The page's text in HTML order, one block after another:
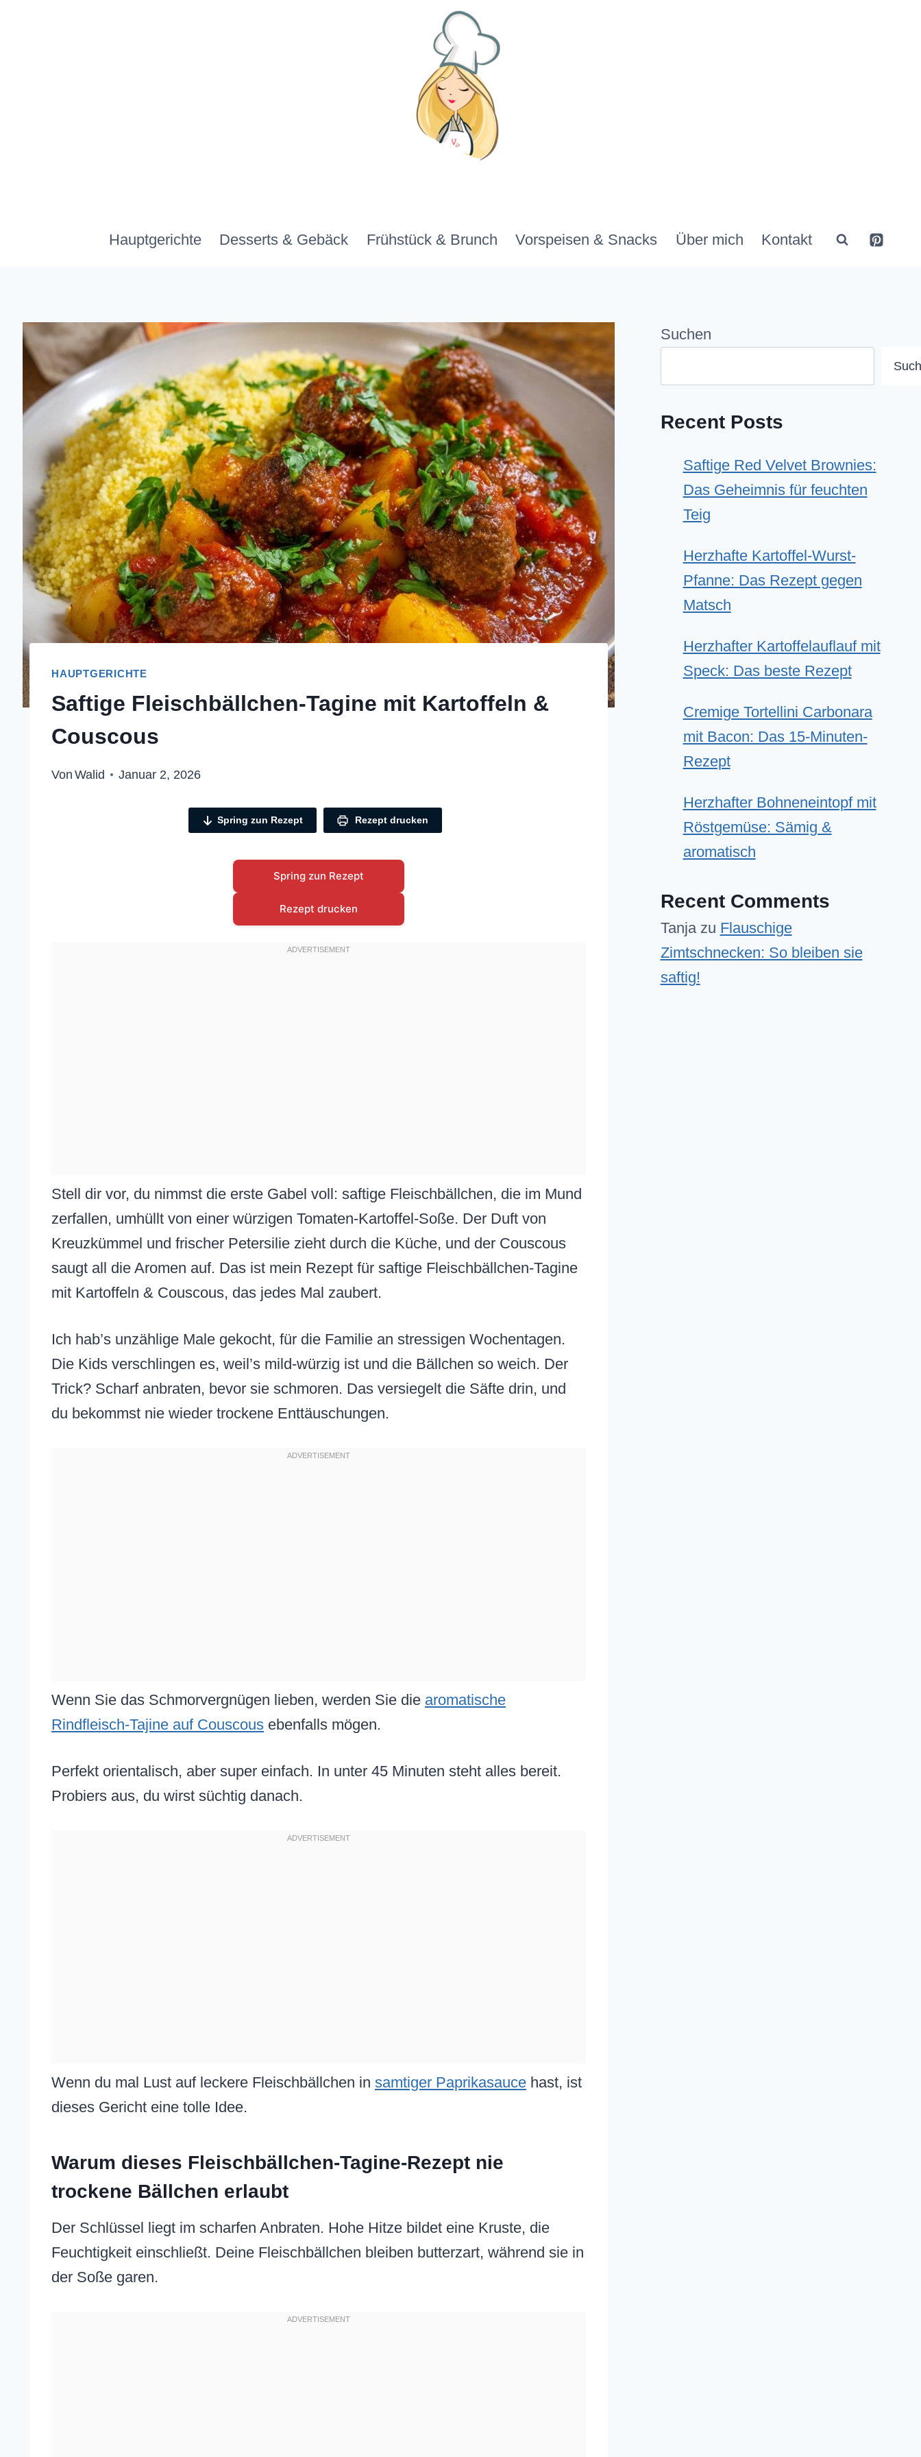
Hauptgerichte Desserts & Gebäck Frühstück & Brunch Vorspeisen & Snacks Über mich Kontakt
HAUPTGERICHTE
Saftige Fleischbällchen-Tagine mit Kartoffeln &
Couscous
Von Walid Januar 2, 2026
Spring zun Rezept Rezept drucken
Spring zun Rezept
Rezept drucken
Stell dir vor, du nimmst die erste Gabel voll: saftige Fleischbällchen, die im Mund
zerfallen, umhüllt von einer würzigen Tomaten-Kartoffel-Soße. Der Duft von
Kreuzkümmel und frischer Petersilie zieht durch die Küche, und der Couscous
saugt all die Aromen auf. Das ist mein Rezept für saftige Fleischbällchen-Tagine
mit Kartoffeln & Couscous, das jedes Mal zaubert.
Ich hab’s unzählige Male gekocht, für die Familie an stressigen Wochentagen.
Die Kids verschlingen es, weil’s mild-würzig ist und die Bällchen so weich. Der
Trick? Scharf anbraten, bevor sie schmoren. Das versiegelt die Säfte drin, und
du bekommst nie wieder trockene Enttäuschungen.
Wenn Sie das Schmorvergnügen lieben, werden Sie die aromatische
Rindfleisch-Tajine auf Couscous ebenfalls mögen.
Perfekt orientalisch, aber super einfach. In unter 45 Minuten steht alles bereit.
Probiers aus, du wirst süchtig danach.
Wenn du mal Lust auf leckere Fleischbällchen in samtiger Paprikasauce hast, ist
dieses Gericht eine tolle Idee.
Warum dieses Fleischbällchen-Tagine-Rezept nie
trockene Bällchen erlaubt
Der Schlüssel liegt im scharfen Anbraten. Hohe Hitze bildet eine Kruste, die
Feuchtigkeit einschließt. Deine Fleischbällchen bleiben butterzart, während sie in
der Soße garen.
Suchen
Recent Posts
Saftige Red Velvet Brownies:
Das Geheimnis für feuchten
Teig
Herzhafte Kartoffel-Wurst-
Pfanne: Das Rezept gegen
Matsch
Herzhafter Kartoffelauflauf mit
Speck: Das beste Rezept
Cremige Tortellini Carbonara
mit Bacon: Das 15-Minuten-
Rezept
Herzhafter Bohneneintopf mit
Röstgemüse: Sämig &
aromatisch
Recent Comments
Tanjazu Flauschige
Zimtschnecken: So bleiben sie
saftig!